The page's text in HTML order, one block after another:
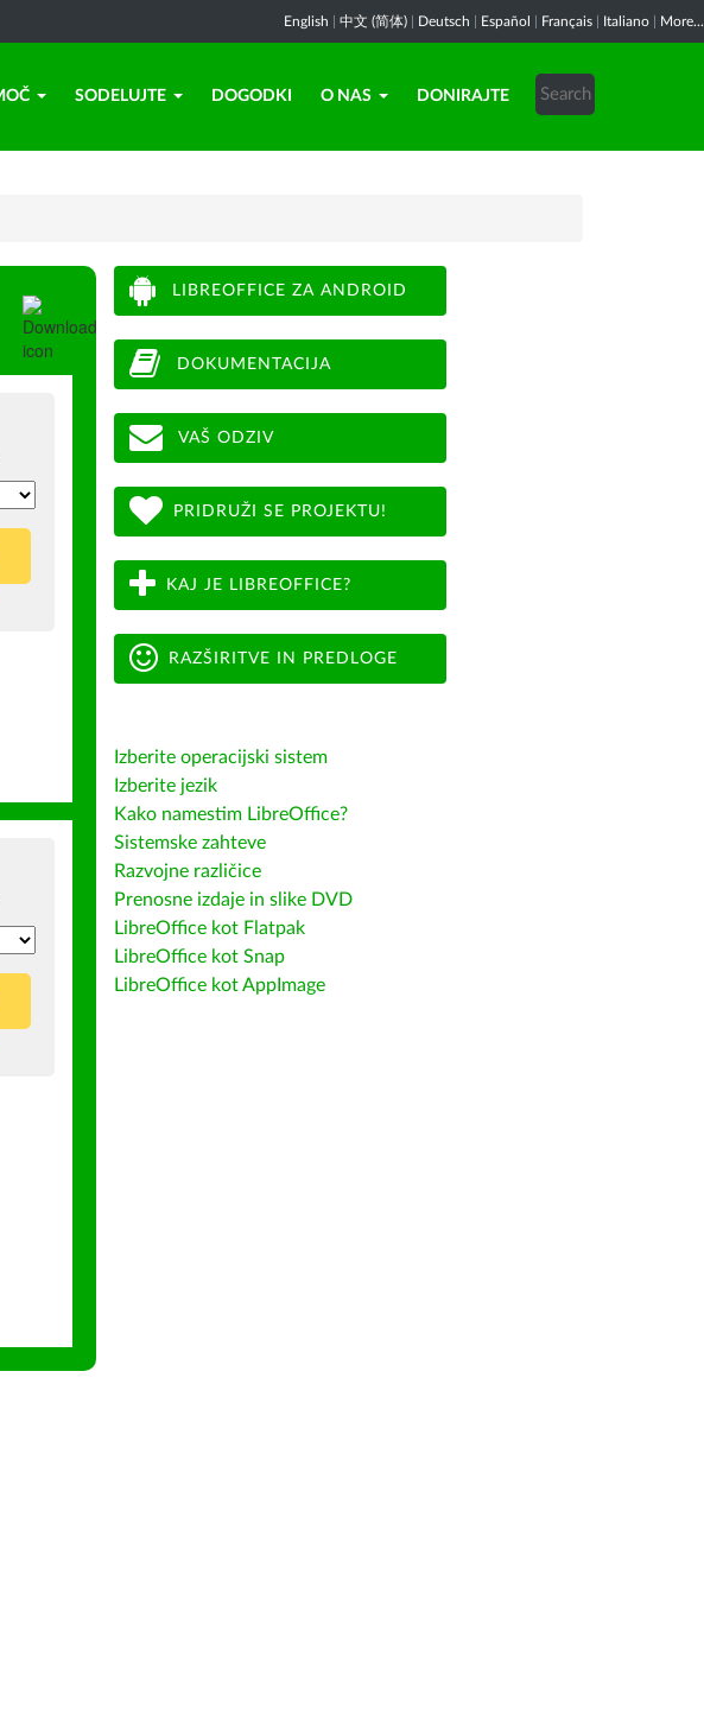
English 中文 (简体) Deutsch Español Français Italiano More...
SODELUJTE DOGODKI O NAS DONIRAJTE
LIBREOFFICE ZA ANDROID
DOKUMENTACIJA
VAŠ ODZIV
PRIDRUŽI SE PROJEKTU!
KAJ JE LIBREOFFICE?
RAZŠIRITVE IN PREDLOGE
Izberite operacijski sistem
Izberite jezik
Kako namestim LibreOffice?
Sistemske zahteve
Razvojne različice
Prenosne izdaje in slike DVD
LibreOffice kot Flatpak
LibreOffice kot Snap
LibreOffice kot AppImage